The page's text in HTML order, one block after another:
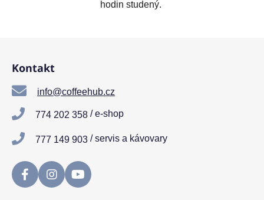
hodin studený.
Kontakt
info@coffeehub.cz
774 202 358 / e-shop
777 149 903 / servis a kávovary